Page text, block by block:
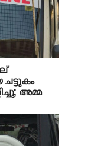
അമ്മ